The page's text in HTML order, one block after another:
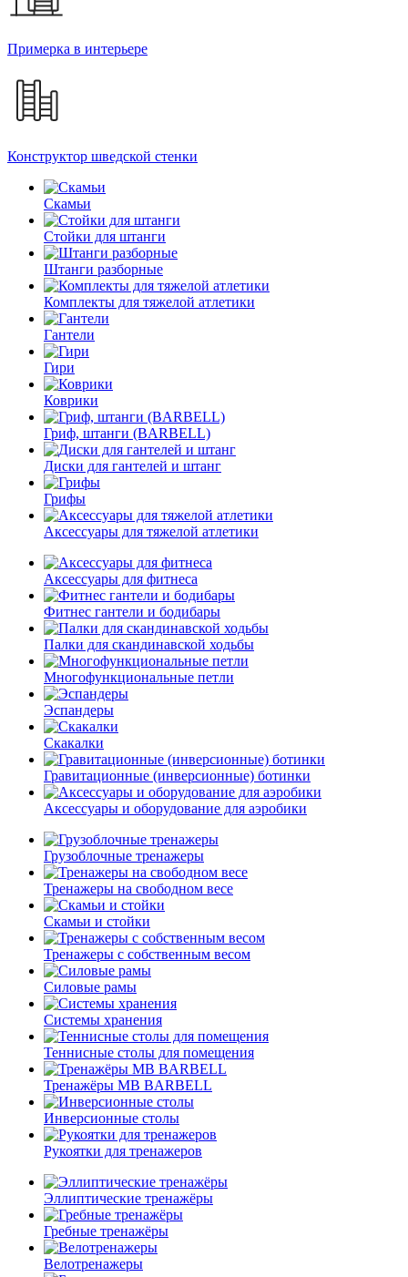
Примерка в интерьере
Конструктор шведской стенки
Скамьи
Стойки для штанги
Штанги разборные
Комплекты для тяжелой атлетики
Гантели
Гири
Коврики
Гриф, штанги (BARBELL)
Диски для гантелей и штанг
Грифы
Аксессуары для тяжелой атлетики
Аксессуары для фитнеса
Фитнес гантели и бодибары
Палки для скандинавской ходьбы
Многофункциональные петли
Эспандеры
Скакалки
Гравитационные (инверсионные) ботинки
Аксессуары и оборудование для аэробики
Грузоблочные тренажеры
Тренажеры на свободном весе
Скамьи и стойки
Тренажеры с собственным весом
Силовые рамы
Системы хранения
Теннисные столы для помещения
Тренажёры MB BARBELL
Инверсионные столы
Рукоятки для тренажеров
Эллиптические тренажёры
Гребные тренажёры
Велотренажеры